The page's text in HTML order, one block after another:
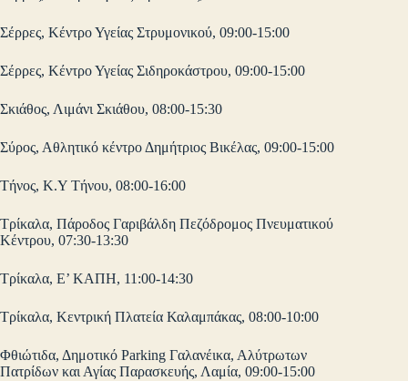
Σέρρες, Κέντρο Υγείας Στρυμονικού, 09:00-15:00
Σέρρες, Κέντρο Υγείας Σιδηροκάστρου, 09:00-15:00
Σκιάθος, Λιμάνι Σκιάθου, 08:00-15:30
Σύρος, Αθλητικό κέντρο Δημήτριος Βικέλας, 09:00-15:00
Τήνος, Κ.Υ Τήνου, 08:00-16:00
Τρίκαλα, Πάροδος Γαριβάλδη Πεζόδρομος Πνευματικού
Κέντρου, 07:30-13:30
Τρίκαλα, Ε’ ΚΑΠΗ, 11:00-14:30
Τρίκαλα, Κεντρική Πλατεία Καλαμπάκας, 08:00-10:00
Φθιώτιδα, Δημοτικό Parking Γαλανέικα, Αλύτρωτων
Πατρίδων και Αγίας Παρασκευής, Λαμία, 09:00-15:00